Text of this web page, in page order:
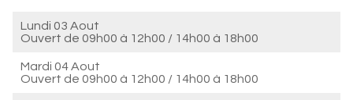
Lundi 03 Aout
Ouvert de 09h00 à 12h00 / 14h00 à 18h00
Mardi 04 Aout
Ouvert de 09h00 à 12h00 / 14h00 à 18h00